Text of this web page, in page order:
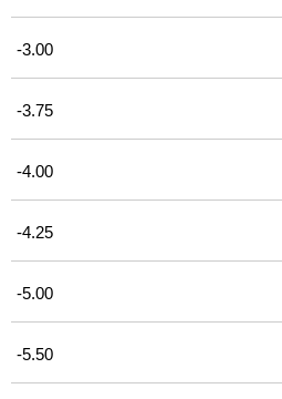
-3.00
-3.75
-4.00
-4.25
-5.00
-5.50